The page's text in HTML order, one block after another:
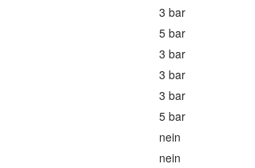
3 bar
5 bar
3 bar
3 bar
3 bar
5 bar
nein
nein